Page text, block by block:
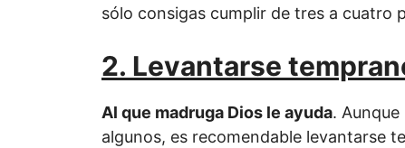
sólo consigas cumplir de tres a cuatro
2. Levantarse
Al que madruga Dios le ayuda.
algunos, es recomendable levantarse